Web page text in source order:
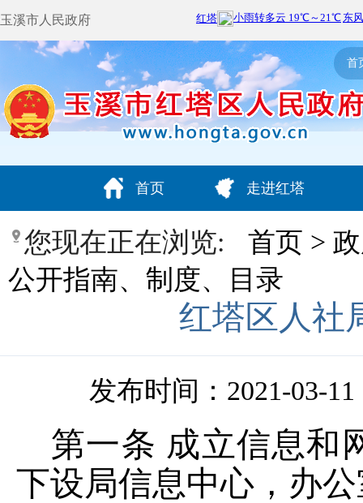
玉溪市人民政府
首
首页 走进红塔
您现在正在浏览: 首页 >
公开指南、制度、目录
红塔区人社
发布时间：2021-03-11
第一条 成立信息和
下设局信息中心，办